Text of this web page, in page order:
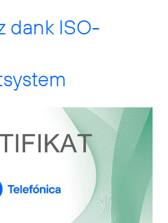
dank ISO-